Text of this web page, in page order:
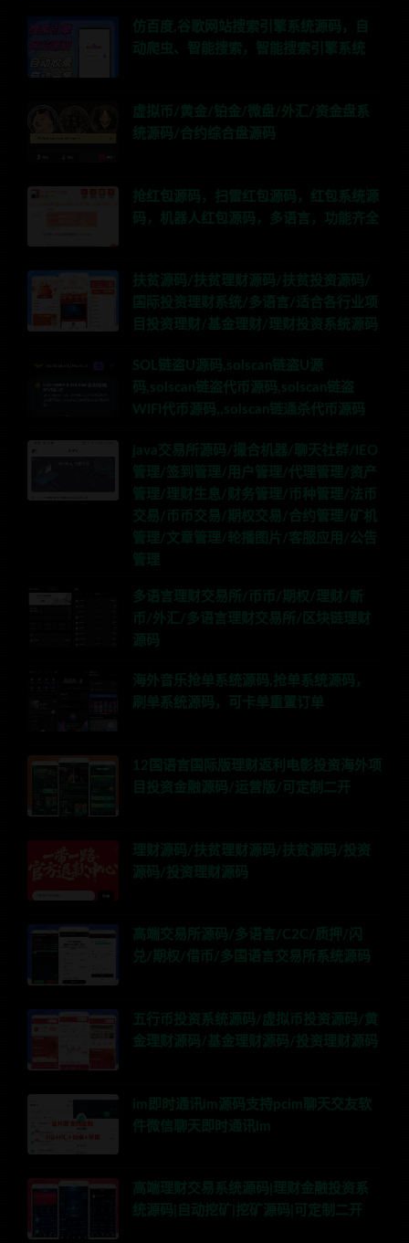
仿百度,谷歌网站搜索引擎系统源码，自
动爬虫、智能搜索，智能搜索引擎系统
虚拟币/黄金/铂金/微盘/外汇/资金盘系
统源码/合约综合盘源码
抢红包源码，扫雷红包源码，红包系统源
码，机器人红包源码，多语言，功能齐全
扶贫源码/扶贫理财源码/扶贫投资源码/
国际投资理财系统/多语言/适合各行业项
目投资理财/基金理财/理财投资系统源码
SOL链盗U源码,solscan链盗U源
码,solscan链盗代币源码,solscan链盗
WIFI代币源码,,solscan链通杀代币源码
java交易所源码/撮合机器/聊天社群/IEO
管理/签到管理/用户管理/代理管理/资产
管理/理财生息/财务管理/币种管理/法币
交易/币币交易/期权交易/合约管理/矿机
管理/文章管理/轮播图片/客服应用/公告
管理
多语言理财交易所/币币/期权/理财/新
币/外汇/多语言理财交易所/区块链理财
源码
海外音乐抢单系统源码,抢单系统源码，
刷单系统源码，可卡单重置订单
12国语言国际版理财返利电影投资海外项
目投资金融源码/运营版/可定制二开
理财源码/扶贫理财源码/扶贫源码/投资
源码/投资理财源码
高端交易所源码/多语言/C2C/质押/闪
兑/期权/借币/多国语言交易所系统源码
五行币投资系统源码/虚拟币投资源码/黄
金理财源码/基金理财源码/投资理财源码
im即时通讯im源码支持pcim聊天交友软
件微信聊天即时通讯im
高端理财交易系统源码|理财金融投资系
统源码|自动挖矿|挖矿源码|可定制二开